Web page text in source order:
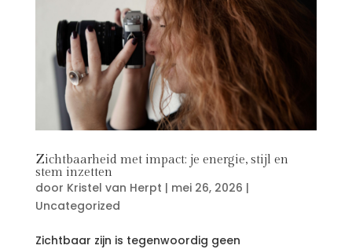
Zichtbaarheid met impact: je energie, stijl en
stem inzetten
door Kristel van Herpt | mei 26, 2026 |
Uncategorized
Zichtbaar zijn is tegenwoordig geen